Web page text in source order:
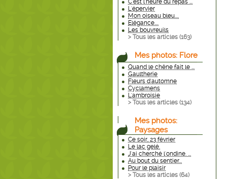
C'est l'heure du repas ...
L'épervier
Mon oiseau bleu....
Elégance....
Les bouvreuils
> Tous les articles (163)
Mes photos: Flore
Quand le chêne fait le ...
Gaultherie
Fleurs d'automne
Cyclamens
L'ambroisie
> Tous les articles (134)
Mes photos:
Paysages
Ce soir, 23 février
Le lac gelé.
J'ai cherché l'ondine. ...
Au bout du sentier...
Pour le plaisir
> Tous les articles (64)